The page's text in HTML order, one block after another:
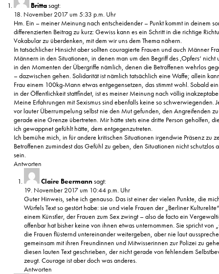
Britta sagt:
18. November 2017 um 5:33 p.m. Uhr
Hm. Ein – meiner Meinung nach entscheidender – Punkt kommt in deinem
differenzierten Beitrag zu kurz: Gewiss kann es ein Schritt in die richtige
Vokabular zu überdenken, mit dem wir uns dem Thema nähern.
In tatsächlicher Hinsicht aber sollten couragierte Frauen und auch Männer
Männern in den Situationen, in denen man um den Begriff des ‚Opfers‘ nicht
in den Momenten der Übergriffe nämlich, denen die Betroffenen wehrlos
– dazwischen gehen. Solidarität ist nämlich tatsächlich eine Waffe; allein
Frau einem 100kg-Mann etwas entgegensetzen, das stimmt wohl. Sobald
in der Öffentlichkeit stattfindet, ist es meiner Meinung nach völlig
Meine Erfahrungen mit Sexismus sind ebenfalls keine so schwerwiegenden.
vor lauter Überrumpelung selbst nie den Mut gefunden, den Angreifenden
gerade eine Grenze übertreten. Mir hätte stets eine dritte Person geholfen,
ich gewappnet gefühlt hätte, dem entgegenzutreten.
Ich bemühe mich, in für andere kritischen Situationen irgendwie Präsenz zu
Betroffenen zumindest das Gefühl zu geben, den Situationen nicht schutzlos
sein.
Antworten
Claire Beermann sagt:
19. November 2017 um 10:44 p.m. Uhr
Guter Hinweis, sehe ich genauso. Das ist einer der vielen Punkte, die
Würfels Text so gestört habe: sie und viele Frauen der „Berliner
einem Künstler, der Frauen zum Sex zwingt – also de facto ein
offenbar hat bisher keine von ihnen etwas unternommen. Sie spricht von
die Frauen flüsternd untereinander weitergeben, aber nie laut
gemeinsam mit ihren Freundinnen und Mitwisserinnen zur Polizei zu
diesen lauten Text geschrieben, der nicht gerade von fehlendem
zeugt. Courage ist aber doch was anderes.
Antworten